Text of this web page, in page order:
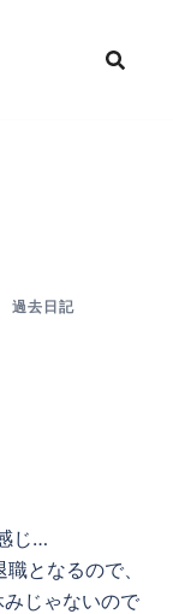
過去日記
じ…
となるので、
じゃないので